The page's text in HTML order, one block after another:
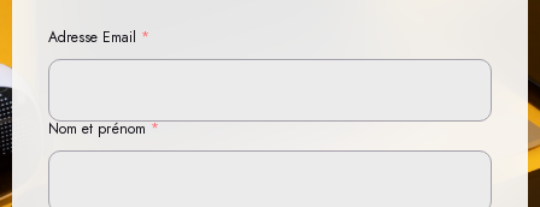
Adresse Email *
Nom et prénom*